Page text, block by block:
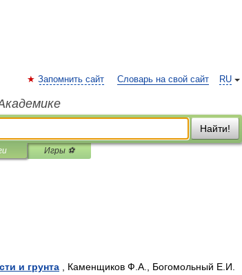
RU
Запомнить сайт Словарь на свой сайт
Найти!
Игры ⚽
и грунта , Каменщиков Ф.А., Богомольный Е.И.